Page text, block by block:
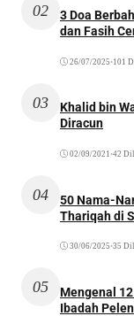
02
3 Doa
dan Fasih
26/07/2025 •101
03
Khalid bin
Diracun
02/09/2021 •42
04
50 Nama-
Thariqah di
30/06/2025 •35
05
Mengenal
Ibadah